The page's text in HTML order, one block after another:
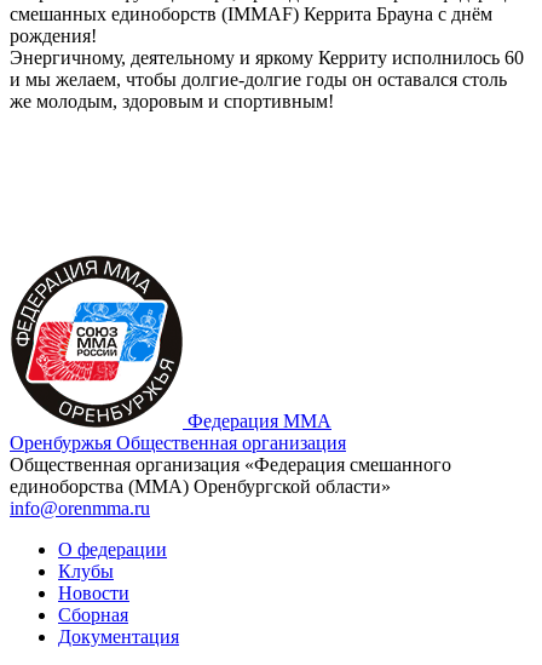
смешанных единоборств (IMMAF) Керрита Брауна с днём
рождения!
Энергичному, деятельному и яркому Керриту исполнилось 60
и мы желаем, чтобы долгие-долгие годы он оставался столь
же молодым, здоровым и спортивным!
Федерация ММА
Оренбуржья Общественная организация
Общественная организация «Федерация смешанного
единоборства (ММА) Оренбургской области»
info@orenmma.ru
О федерации
Клубы
Новости
Сборная
Документация